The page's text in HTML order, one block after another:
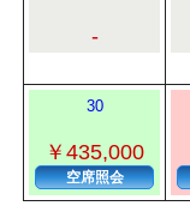
-
30
￥435,000
空席照会